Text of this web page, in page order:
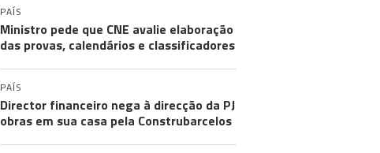
PAÍS
Ministro pede que CNE avalie elaboração
das provas, calendários e classificadores
PAÍS
Director financeiro nega à direcção da PJ
obras em sua casa pela Construbarcelos